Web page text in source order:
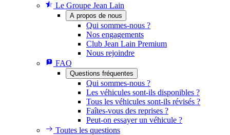
Le Groupe Jean Lain
A propos de nous
Qui sommes-nous ?
Nos engagements
Club Jean Lain Premium
Nous rejoindre
FAQ
Questions fréquentes
Qui sommes-nous ?
Les véhicules sont-ils disponibles ?
Tous les véhicules sont-ils révisés ?
Faîtes-vous des reprises ?
Peut-on essayer un véhicule ?
Toutes les questions